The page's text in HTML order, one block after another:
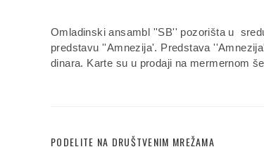
Omladinski ansambl ''SB'' pozorišta u
predstavu ''Amnezija'. Predstava
dinara. Karte su u prodaji na mermernom
PODELITE NA DRUŠTVENIM MREŽAMA